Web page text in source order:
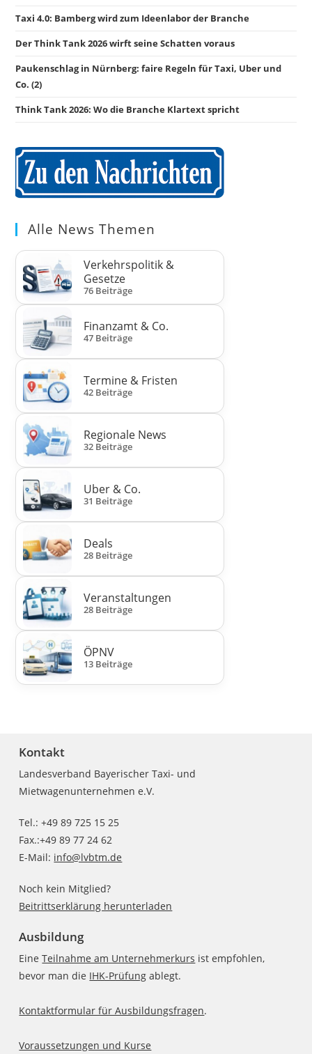
Taxi 4.0: Bamberg wird zum Ideenlabor der Branche
Der Think Tank 2026 wirft seine Schatten voraus
Paukenschlag in Nürnberg: faire Regeln für Taxi, Uber und
Co. (2)
Think Tank 2026: Wo die Branche Klartext spricht
Alle News Themen
Verkehrspolitik &
Gesetze
76 Beiträge
Finanzamt & Co.
47 Beiträge
Termine & Fristen
42 Beiträge
Regionale News
32 Beiträge
Uber & Co.
31 Beiträge
Deals
28 Beiträge
Veranstaltungen
28 Beiträge
ÖPNV
13 Beiträge
Kontakt
Landesverband Bayerischer Taxi- und
Mietwagenunternehmen e.V.
Tel.: +49 89 725 15 25
Fax.:+49 89 77 24 62
E-Mail: info@lvbtm.de
Noch kein Mitglied?
Beitrittserklärung herunterladen
Ausbildung
EineTeilnahme am Unternehmerkurs ist empfohlen,
bevor man die IHK-Prüfung ablegt.
Kontaktformular für Ausbildungsfragen.
Voraussetzungen und Kurse